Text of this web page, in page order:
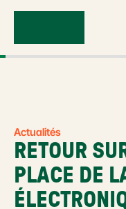
Actualités
RETOUR
PLACE DE